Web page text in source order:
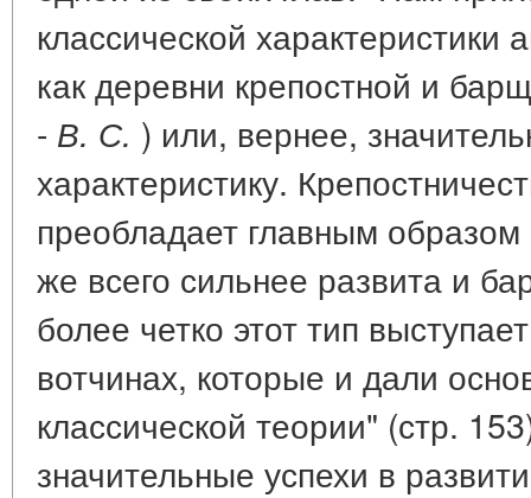
классической характеристики
как деревни крепостной и
- В. С. ) или, вернее,
характеристику.
преобладает главным
же всего сильнее развита и
более четко этот тип
вотчинах, которые и дали
классической теории" (стр.
значительные успехи в